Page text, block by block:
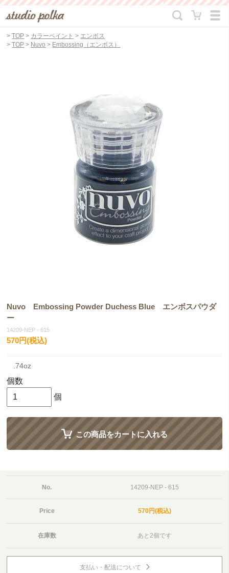
>TOP > カラーペイント > エンボス
>TOP > Nuvo > Embossing（エンボス）
Nuvo Embossing Powder Duchess Blue エンボスパウダ
ー
14209-NEP - 615
570円(税込)
.74oz
個数
個
この商品をカートに入れる
No. 14209-NEP - 615
Price 570円(税込)
在庫数 あと2個です
支払い・配送について